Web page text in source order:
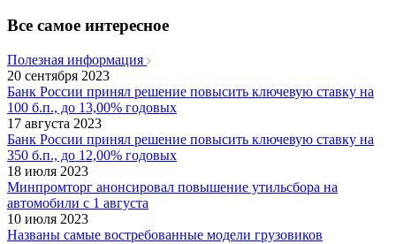
Все самое интересное
Полезная информация
20 сентября 2023
Банк России принял решение повысить ключевую ставку на
100 б.п., до 13,00% годовых
17 августа 2023
Банк России принял решение повысить ключевую ставку на
350 б.п., до 12,00% годовых
18 июля 2023
Минпромторг анонсировал повышение утильсбора на
автомобили с 1 августа
10 июля 2023
Названы самые востребованные модели грузовиков